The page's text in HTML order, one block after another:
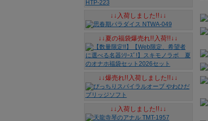
↓↓入荷しました!!↓↓
↓↓夏の福袋爆売れ!!入荷!!↓↓
↓↓爆売れ!!入荷しました!!↓↓
↓↓入荷しました!!↓↓